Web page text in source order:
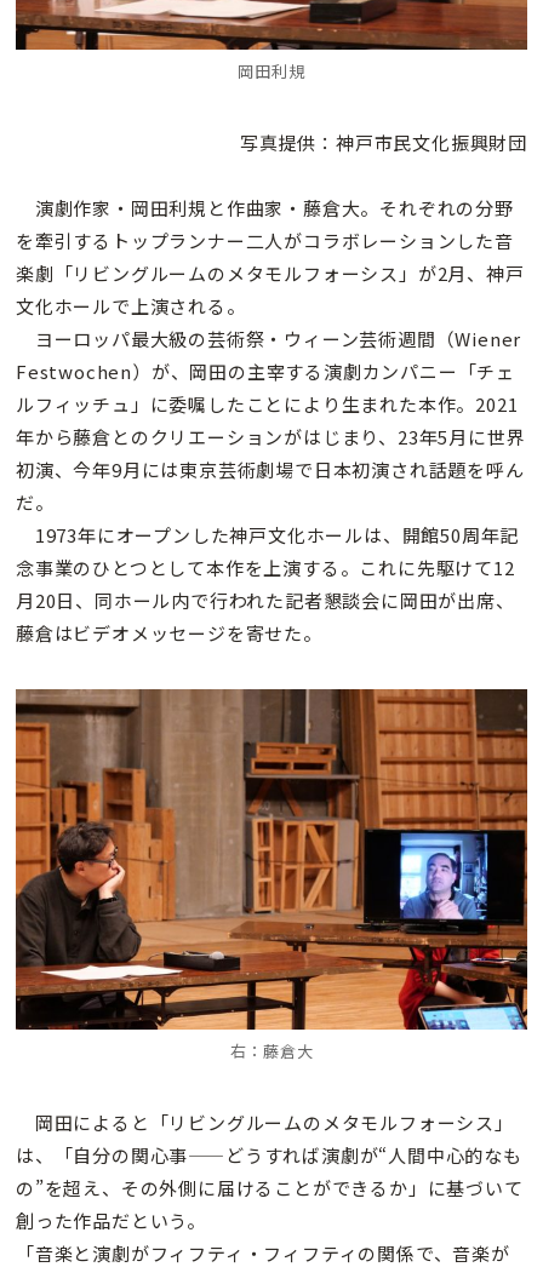
岡田利規
写真提供：神戸市民文化振興財団
演劇作家・岡田利規と作曲家・藤倉大。それぞれの分野
を牽引するトップランナー二人がコラボレーションした音
楽劇「リビングルームのメタモルフォーシス」が2月、神戸
文化ホールで上演される。
ヨーロッパ最大級の芸術祭・ウィーン芸術週間（Wiener
Festwochen）が、岡田の主宰する演劇カンパニー「チェ
ルフィッチュ」に委嘱したことにより生まれた本作。2021
年から藤倉とのクリエーションがはじまり、23年5月に世界
初演、今年9月には東京芸術劇場で日本初演され話題を呼ん
だ。
1973年にオープンした神戸文化ホールは、開館50周年記
念事業のひとつとして本作を上演する。これに先駆けて12
月20日、同ホール内で行われた記者懇談会に岡田が出席、
藤倉はビデオメッセージを寄せた。
右：藤倉大
岡田によると「リビングルームのメタモルフォーシス」
は、「自分の関心事——どうすれば演劇が“人間中心的なも
の”を超え、その外側に届けることができるか」に基づいて
創った作品だという。
「音楽と演劇がフィフティ・フィフティの関係で、音楽が